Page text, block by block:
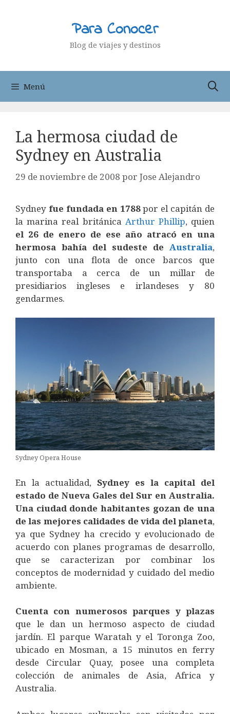
Para Conocer
Blog de viajes y destinos
Menú
La hermosa ciudad de
Sydney en Australia
29 de noviembre de 2008 por Jose Alejandro
Sydney fue fundada en 1788por el capitán de
la marina real británica Arthur Phillip, quien
el 26 de enero de ese año atracó en una
hermosa bahía del sudeste de Australia,
junto con una flota de once barcos que
transportaba a cerca de un millar de
presidiarios ingleses e irlandeses y 80
gendarmes.
Sydney Opera House
En la actualidad, Sydney es la capital del
estado de Nueva Gales del Sur en Australia.
Una ciudad donde habitantes gozan de una
de las mejores calidades de vida del planeta,
ya que Sydney ha crecido y evolucionado de
acuerdo con planes programas de desarrollo,
que se caracterizan por combinar los
conceptos de modernidad y cuidado del medio
ambiente.
Cuenta con numerosos parques y plazas
que le dan un hermoso aspecto de ciudad
jardín. El parque Waratah y el Toronga Zoo,
ubicado en Mosman, a 15 minutos en ferry
desde Circular Quay, posee una completa
colección de animales de Asia, Africa y
Australia.